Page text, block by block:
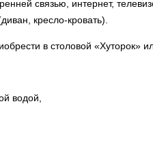
связью, интернет,
кресло-кровать).
в столовой «Хуторок»
водой,